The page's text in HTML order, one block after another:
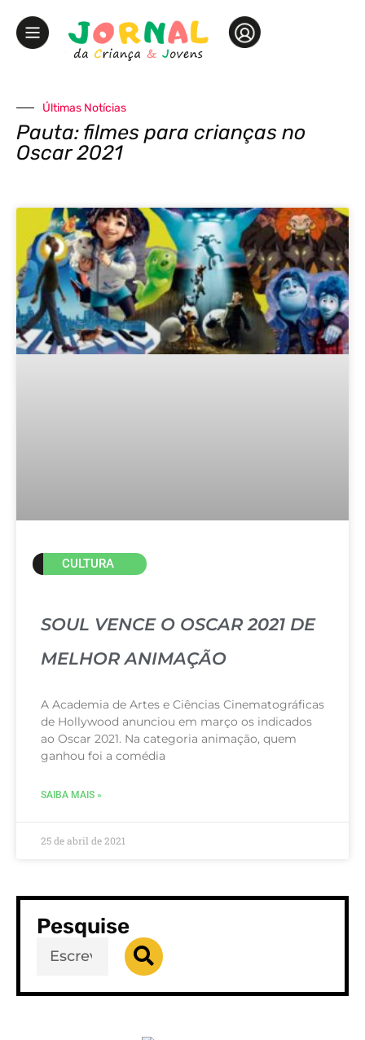
Últimas Notícias
Pauta: filmes para crianças no
Oscar 2021
CULTURA
SOUL VENCE O OSCAR 2021 DE
MELHOR ANIMAÇÃO
A Academia de Artes e Ciências Cinematográficas
de Hollywood anunciou em março os indicados
ao Oscar 2021. Na categoria animação, quem
ganhou foi a comédia
SAIBA MAIS »
25 de abril de 2021
Pesquise